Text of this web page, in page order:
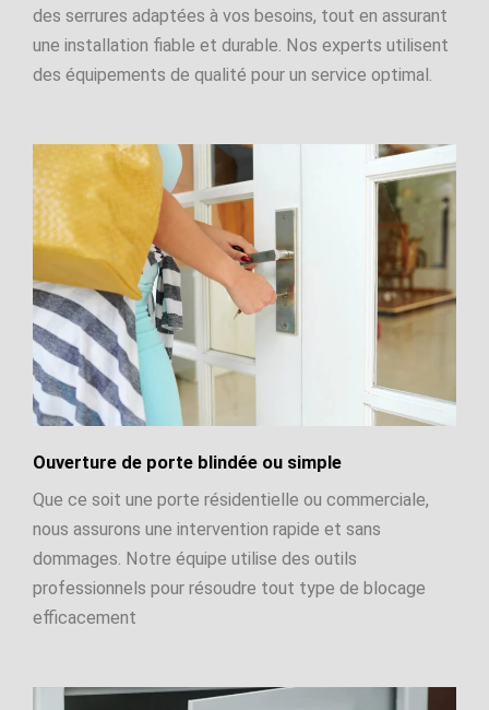
des serrures adaptées à vos besoins, tout en assurant
une installation fiable et durable. Nos experts utilisent
des équipements de qualité pour un service optimal.
Ouverture de porte blindée ou simple
Que ce soit une porte résidentielle ou commerciale,
nous assurons une intervention rapide et sans
dommages. Notre équipe utilise des outils
professionnels pour résoudre tout type de blocage
efficacement